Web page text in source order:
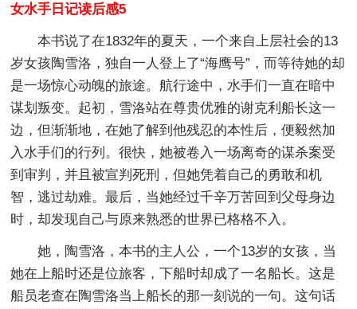
女水手日记读后感5
本书说了在1832年的夏天，一个来自上层社会的13
岁女孩陶雪洛，独自一人登上了“海鹰号”，而等待她的却
是一场惊心动魄的旅途。航行途中，水手们一直在暗中
谋划叛变。起初，雪洛站在尊贵优雅的谢克利船长这一
边，但渐渐地，在她了解到他残忍的本性后，便毅然加
入水手们的行列。很快，她被卷入一场离奇的谋杀案受
到审判，并且被宣判死刑，但她凭着自己的勇敢和机
智，逃过劫难。最后，当她经过千辛万苦回到父母身边
时，却发现自己与原来熟悉的世界已格格不入。
她，陶雪洛，本书的主人公，一个13岁的女孩，当
她在上船时还是位旅客，下船时却成了一名船长。这是
船员老查在陶雪洛当上船长的那一刻说的一句。这句话